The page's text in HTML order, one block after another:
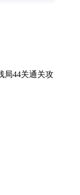
局44关通关攻